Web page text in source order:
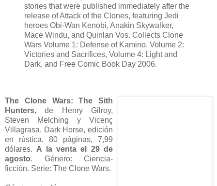
stories that were published immediately after the
release of Attack of the Clones, featuring Jedi
heroes Obi-Wan Kenobi, Anakin Skywalker,
Mace Windu, and Quinlan Vos. Collects Clone
Wars Volume 1: Defense of Kamino, Volume 2:
Victories and Sacrifices, Volume 4: Light and
Dark, and Free Comic Book Day 2006.
The Clone Wars: The Sith
Hunters, de Henry Gilroy,
Steven Melching y Vicenç
Villagrasa. Dark Horse, edición
en rústica, 80 páginas, 7,99
dólares. A la venta el 29 de
agosto. Género: Ciencia-
ficción. Serie: The Clone Wars.